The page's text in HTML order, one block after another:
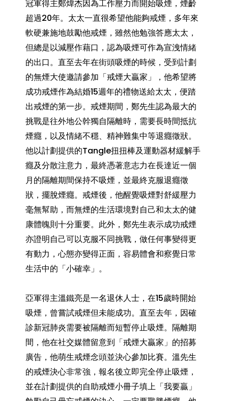
冠軍得主鄭煒杰因為工作壓力而開始吸煙，煙齡
超過20年。太太一直很希望他能夠戒煙，多年來
軟硬兼施地鼓勵他戒煙，雖然他勉強答應太太，
但總是以減壓作藉口，認為吸煙可作為宣洩情緒
的出口。直至去年在街頭吸煙的時候，受到計劃
的無煙大使邀請參加「戒煙大贏家」，他希望將
成功戒煙作為結婚15週年的禮物送給太太，便踏
出戒煙的第一步。戒煙期間，鄭先生認為最大的
挑戰是往外地公幹獨自隔離時，需要長時間抵抗
煙癮，以及情緒不穩、精神難集中等退癮徵狀。
他以計劃提供的Tangle扭扭棒及運動器材緩解手
癮及分散注意力，最終憑著意志力在長達近一個
月的隔離期間保持不吸煙，並最終克服退癮徵
狀，擺脫煙癮。戒煙後，他醒覺吸煙對舒緩壓力
毫無幫助，而無煙的生活環境對自己和太太的健
康體魄則十分重要。此外，鄭先生表示成功戒煙
亦證明自己可以克服不同挑戰，做任何事變得更
有動力，心態亦變得正面，容易體會和察覺日常
生活中的「小確幸」。
亞軍得主溫鐵亮是一名退休人士，在15歲時開始
吸煙，曾嘗試戒煙但未能成功。直至去年，因確
診新冠肺炎需要被隔離而短暫停止吸煙。隔離期
間，他在社交媒體留意到「戒煙大贏家」的招募
廣告，他萌生戒煙念頭並決心參加比賽。溫先生
的戒煙決心非常強，報名後立即完全停止吸煙，
並在計劃提供的自助戒煙小冊子填上「我要贏」